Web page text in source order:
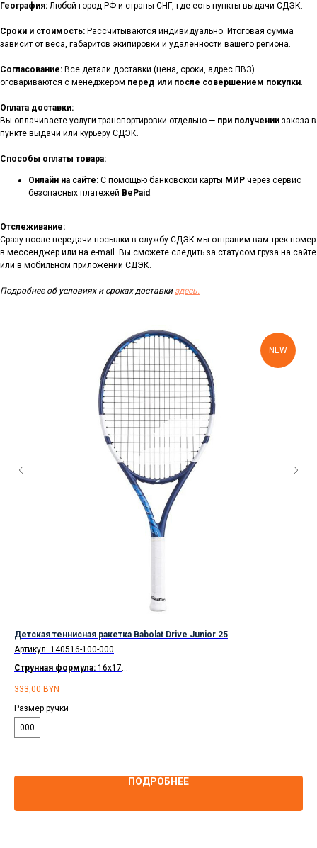
География: Любой город РФ и страны СНГ, где есть пункты выдачи СДЭК.
Сроки и стоимость: Рассчитываются индивидуально. Итоговая сумма
зависит от веса, габаритов экипировки и удаленности вашего региона.
Согласование: Все детали доставки (цена, сроки, адрес ПВЗ)
оговариваются с менеджером перед или после совершением покупки.
Оплата доставки:
Вы оплачиваете услуги транспортировки отдельно — при получении заказа в
пункте выдачи или курьеру СДЭК.
Способы оплаты товара:
Онлайн на сайте: С помощью банковской карты МИР через сервис
безопасных платежей BePaid.
Отслеживание:
Сразу после передачи посылки в службу СДЭК мы отправим вам трек-номер
в мессенджер или на e-mail. Вы сможете следить за статусом груза на сайте
или в мобильном приложении СДЭК.
Подробнее об условиях и сроках доставки здесь.
NEW
Детская теннисная ракетка Babolat Drive Junior 25
Артикул: 140516-100-000
Струнная формула: 16x17
333,00 BYN
Размер ручки
000
ПОДРОБНЕЕ